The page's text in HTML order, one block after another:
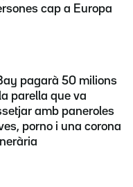
cap a Europa
pagarà 50 milions
parella que va
amb paneroles
porno i una corona